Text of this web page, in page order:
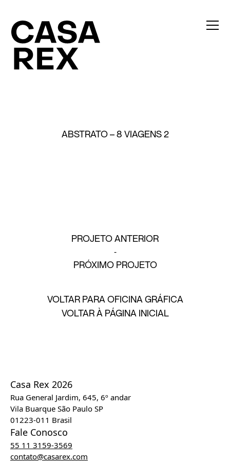
ABSTRATO – 8 VIAGENS 2
PROJETO ANTERIOR
PRÓXIMO PROJETO
VOLTAR PARA OFICINA GRÁFICA
VOLTAR À PÁGINA INICIAL
Casa Rex 2026
Rua General Jardim, 645, 6º andar
Vila Buarque São Paulo SP
01223-011 Brasil
Fale Conosco
55 11 3159-3569
contato@casarex.com